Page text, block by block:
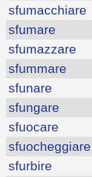
sfumacchiare
sfumare
sfumazzare
sfummare
sfunare
sfungare
sfuocare
sfuocheggiare
sfurbire